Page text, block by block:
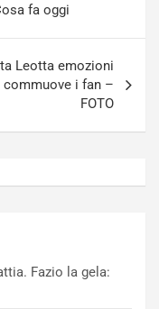
fa oggi
Leotta emozioni
commuove i fan –
FOTO
Fazio la gela: